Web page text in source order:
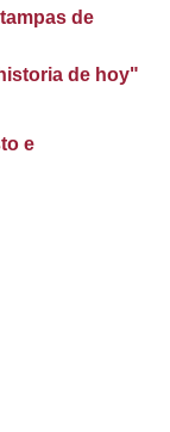
de
de hoy"
e